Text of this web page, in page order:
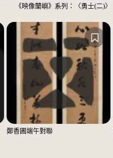
《映像蘭嶼》系列：〈勇士(二)〉
鄭香圃端午對聯